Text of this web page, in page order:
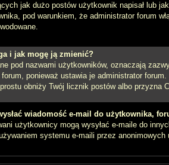
jak dużo postów użytkownik napisał lub
pod warunkiem, że administrator forum
i jak mogę ją zmienić?
pod nazwami użytkowników, oznaczają
ponieważ ustawia je administrator
obniży Twój licznik postów albo przyzna
wiadomość e-mail do użytkownika,
użytkownicy mogą wysyłać e-maile do
systemu e-maili przez anonimowych